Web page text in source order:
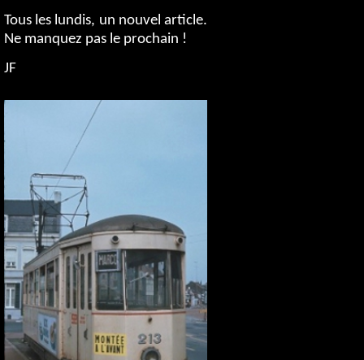
Tous les lundis, un nouvel article.
Ne manquez pas le prochain !
JF